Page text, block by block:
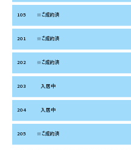
105 ※ご成約済
201 ※ご成約済
202 ※ご成約済
203 入居中
204 入居中
205 ※ご成約済